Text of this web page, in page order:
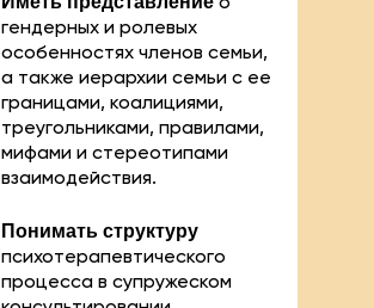
Понимать структуру
психотерапевтического
процесса в супружеском
гендерных и ролевых
особенностях членов семьи,
а также иерархии семьи с ее
границами, коалициями,
треугольниками, правилами,
мифами и стереотипами
взаимодействия.